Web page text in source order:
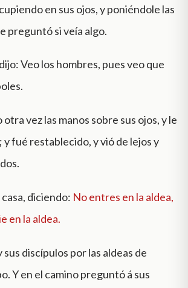
en sus ojos, y poniéndole las
preguntó si veía algo.
Veo los hombres, pues veo que
otra vez las manos sobre sus ojos, y le
y fué restablecido, y vió de lejos y
diciendo: No entres en la aldea,
en la aldea.
sus discípulos por las aldeas de
Y en el camino preguntó á sus